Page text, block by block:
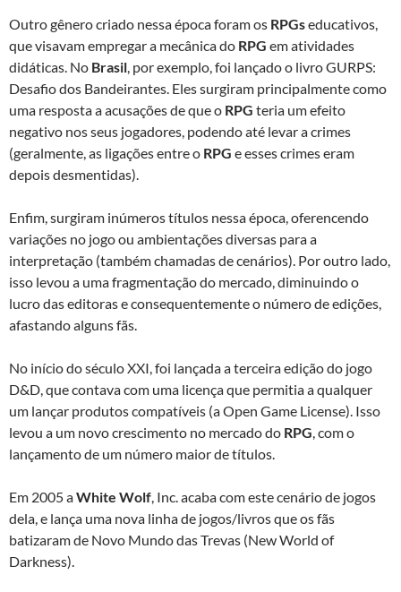
Outro gênero criado nessa época foram os RPGseducativos,
que visavam empregar a mecânica do RPG em atividades
didáticas. No Brasil , por exemplo, foi lançado o livro GURPS:
Desafio dos Bandeirantes. Eles surgiram principalmente como
uma resposta a acusações de que o RPG teria um efeito
negativo nos seus jogadores, podendo até levar a crimes
(geralmente, as ligações entre o RPG e esses crimes eram
depois desmentidas).
Enfim, surgiram inúmeros títulos nessa época, oferencendo
variações no jogo ou ambientações diversas para a
interpretação (também chamadas de cenários). Por outro lado,
isso levou a uma fragmentação do mercado, diminuindo o
lucro das editoras e consequentemente o número de edições,
afastando alguns fãs.
No início do século XXI, foi lançada a terceira edição do jogo
D&D, que contava com uma licença que permitia a qualquer
um lançar produtos compatíveis (a Open Game License). Isso
levou a um novo crescimento no mercado do RPG , com o
lançamento de um número maior de títulos.
Em 2005 aWhite Wolf , Inc. acaba com este cenário de jogos
dela, e lança uma nova linha de jogos/livros que os fãs
batizaram de Novo Mundo das Trevas (New World of
Darkness).